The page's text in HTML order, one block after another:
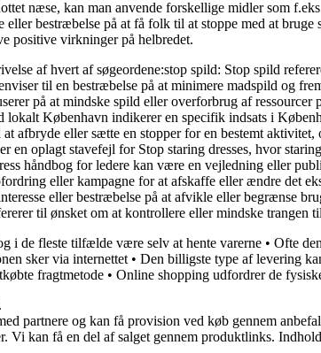
næse, kan man anvende forskellige midler som
eller bestræbelse på at få folk til at stoppe med at
positive virkninger på helbredet.
af hvert af søgeordene:stop spild: Stop spild
til en bestræbelse på at minimere madspild og
på at mindske spild eller overforbrug af
København indikerer en specifik indsats i
afbryde eller sætte en stopper for en bestemt
en oplagt stavefejl for Stop staring dresses, hvor
håndbog for ledere kan være en vejledning eller
eller kampagne for at afskaffe eller ændre det
eller bestræbelse på at afvikle eller begrænse
til ønsket om at kontrollere eller mindske trangen
i de fleste tilfælde være selv at hente varerne • Ofte
sker via internettet • Den billigste type af levering
fragtmetode • Online shopping udfordrer de
partnere og kan få provision ved køb gennem
kan få en del af salget gennem produktlinks.